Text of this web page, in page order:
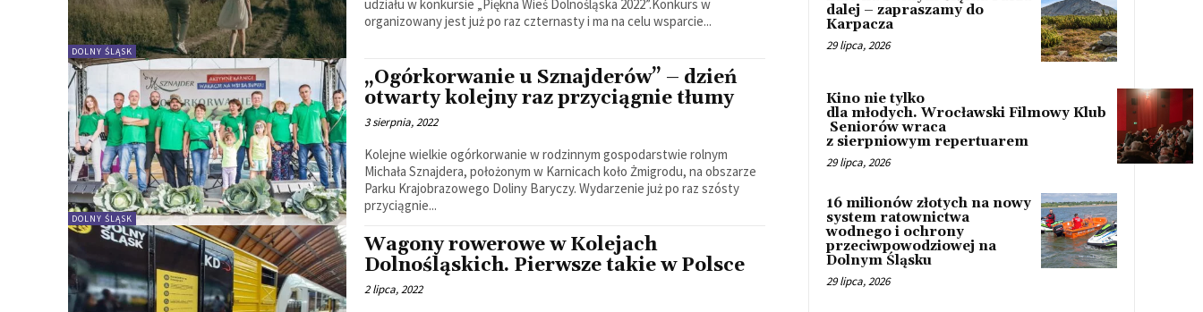
DOLNY ŚLĄSK
udziału w konkursie „Piękna Wieś Dolnośląska 2022”.Konkurs w
organizowany jest już po raz czternasty i ma na celu wsparcie...
DOLNY ŚLĄSK
„Ogórkorwanie u Sznajderów” – dzień
otwarty kolejny raz przyciągnie tłumy
3 sierpnia, 2022
Kolejne wielkie ogórkorwanie w rodzinnym gospodarstwie rolnym
Michała Sznajdera, położonym w Karnicach koło Żmigrodu, na obszarze
Parku Krajobrazowego Doliny Baryczy. Wydarzenie już po raz szósty
przyciągnie...
Wagony rowerowe w Kolejach
Dolnośląskich. Pierwsze takie w Polsce
2 lipca, 2022
dalej – zapraszamy do
Karpacza
29 lipca, 2026
Kino nie tylko
dla młodych. Wrocławski Filmowy Klub
Seniorów wraca
z sierpniowym repertuarem
29 lipca, 2026
16 milionów złotych na nowy
system ratownictwa
wodnego i ochrony
przeciwpowodziowej na
Dolnym Śląsku
29 lipca, 2026